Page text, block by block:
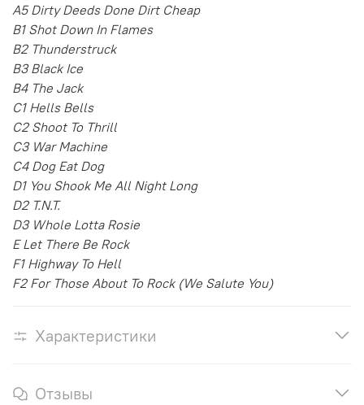
A5 Dirty Deeds Done Dirt Cheap
B1 Shot Down In Flames
B2 Thunderstruck
B3 Black Ice
B4 The Jack
C1 Hells Bells
C2 Shoot To Thrill
C3 War Machine
C4 Dog Eat Dog
D1 You Shook Me All Night Long
D2 T.N.T.
D3 Whole Lotta Rosie
E Let There Be Rock
F1 Highway To Hell
F2 For Those About To Rock (We Salute You)
Характеристики
Отзывы